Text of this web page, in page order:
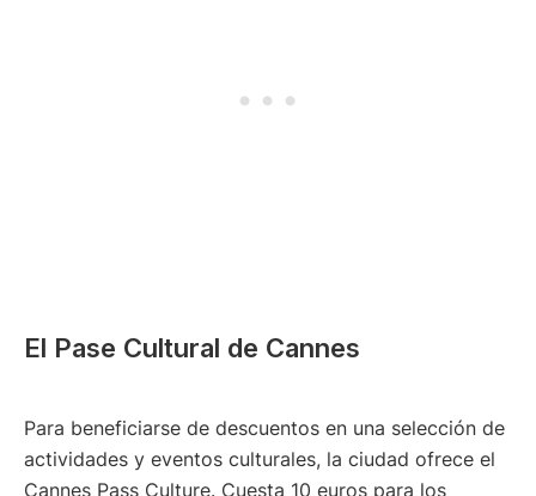
El Pase Cultural de Cannes
Para beneficiarse de descuentos en una selección de
actividades y eventos culturales, la ciudad ofrece el
Cannes Pass Culture. Cuesta 10 euros para los